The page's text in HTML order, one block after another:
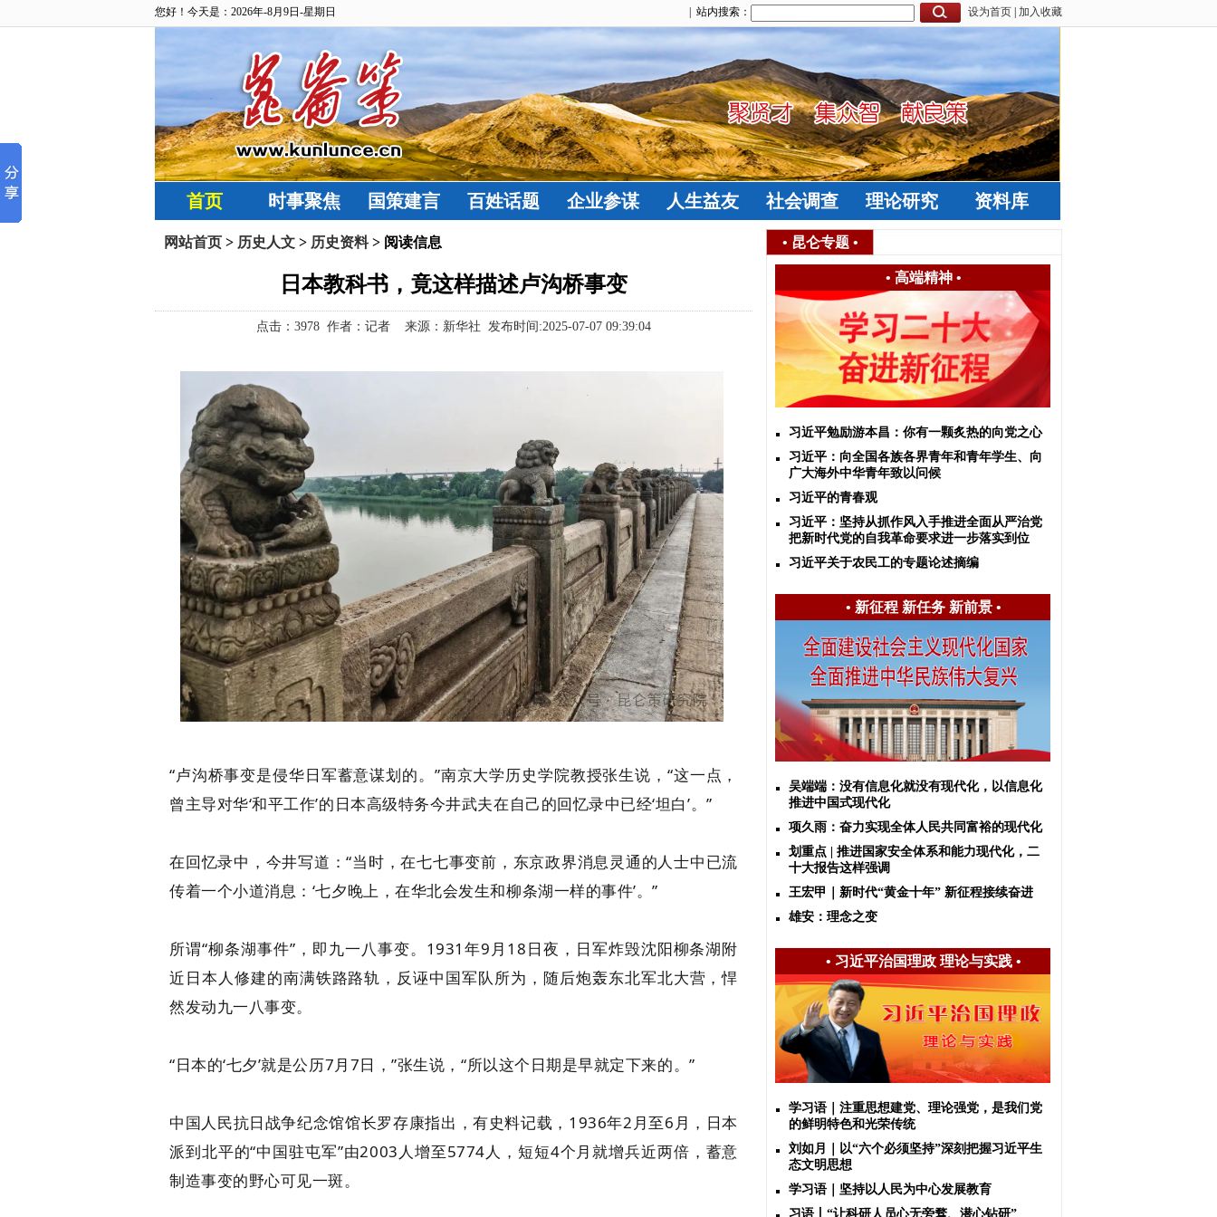
您好！今天是：2026年-8月9日-星期日 设为首页 加入收藏
| 站内搜索：
首页 时事聚焦 国策建言 百姓话题 企业参谋 人生益友 社会调查 理论研究 资料库
网站首页 > 历史人文 > 历史资料> 阅读信息
日本教科书，竟这样描述卢沟桥事变
点击： 3978 作者：记者 来源：新华社 发布时间:2025-07-07 09:39:04
“卢沟桥事变是侵华日军蓄意谋划的。”南京大学历史学院教授张生说，“这一点，
曾主导对华‘和平工作’的日本高级特务今井武夫在自己的回忆录中已经‘坦白’。”
在回忆录中，今井写道：“当时，在七七事变前，东京政界消息灵通的人士中已流
传着一个小道消息：‘七夕晚上，在华北会发生和柳条湖一样的事件’。”
所谓“柳条湖事件”，即九一八事变。1931年9月18日夜，日军炸毁沈阳柳条湖附
近日本人修建的南满铁路路轨，反诬中国军队所为，随后炮轰东北军北大营，悍
然发动九一八事变。
“日本的‘七夕’就是公历7月7日，”张生说，“所以这个日期是早就定下来的。”
中国人民抗日战争纪念馆馆长罗存康指出，有史料记载，1936年2月至6月，日本
派到北平的“中国驻屯军”由2003人增至5774人，短短4个月就增兵近两倍，蓄意
制造事变的野心可见一斑。
• 昆仑专题 •
• 高端精神•
习近平勉励游本昌：你有一颗炙热的向党之心
习近平：向全国各族各界青年和青年学生、向
广大海外中华青年致以问候
习近平的青春观
习近平：坚持从抓作风入手推进全面从严治党
把新时代党的自我革命要求进一步落实到位
习近平关于农民工的专题论述摘编
• 新征程 新任务 新前景•
吴端端：没有信息化就没有现代化，以信息化
推进中国式现代化
项久雨：奋力实现全体人民共同富裕的现代化
划重点 | 推进国家安全体系和能力现代化，二
十大报告这样强调
王宏甲｜新时代“黄金十年” 新征程接续奋进
雄安：理念之变
• 习近平治国理政 理论与实践•
学习语｜注重思想建党、理论强党，是我们党
的鲜明特色和光荣传统
刘如月｜以“六个必须坚持”深刻把握习近平生
态文明思想
学习语｜坚持以人民为中心发展教育
习语丨“让科研人员心无旁骛、潜心钻研”